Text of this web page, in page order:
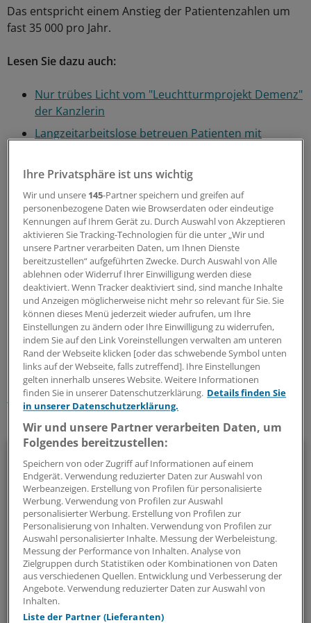
Das entspricht einem Anstieg der Patientenzahlen um
fast 35 000 pro Jahr.
Lesen Sie dazu auch:
Nur trübes Licht vom "Leuchtturmprojekt Demenz"
der Kanzlerin
Langzeitarbeitslose betreuen Patienten mit
Bald gibt’s die erste hausärztliche Richtlinie zur
Demenz
Ein früher Therapiestart bremst die Demenz
Viel Bewegung hält das Gehirn im Alter fit
Vom Umgang mit Schuldgefühlen
Demenz in der stationären Pflege
Infos im Web zu Alzheimer
0
Schlagworte:
Berufspolitik
Ihr Newsletter zum Thema
Politik & Debatte
Mit diesem Newsletter blicken Sie hinter das tägliche
Geschehen in der Gesundheitspolitik. Mit Analysen,
Hintergründen und einem Blick auf Themen, die die Agenda
bestimmen.
14-tägig, donnerstags
Ihre Privatsphäre ist uns wichtig
Wir und unsere 145-Partner speichern und greifen auf
personenbezogene Daten wie Browserdaten oder eindeutige
Kennungen auf Ihrem Gerät zu. Durch Auswahl von Akzeptieren
aktivieren Sie Tracking-Technologien für die unter „Wir und
unsere Partner verarbeiten Daten, um Ihnen Dienste
bereitzustellen“ aufgeführten Zwecke. Durch Auswahl von Alle
ablehnen oder Widerruf Ihrer Einwilligung werden diese
deaktiviert. Wenn Tracker deaktiviert sind, sind manche Inhalte
und Anzeigen möglicherweise nicht mehr so relevant für Sie. Sie
können dieses Menü jederzeit wieder aufrufen, um Ihre
Einstellungen zu ändern oder Ihre Einwilligung zu widerrufen,
indem Sie auf den Link Voreinstellungen verwalten am unteren
Rand der Webseite klicken [oder das schwebende Symbol unten
links auf der Webseite, falls zutreffend]. Ihre Einstellungen
gelten innerhalb unseres Website. Weitere Informationen
finden Sie in unserer Datenschutzerklärung. Details finden Sie
in unserer Datenschutzerklärung.
Wir und unsere Partner verarbeiten Daten, um
Folgendes bereitzustellen:
Speichern von oder Zugriff auf Informationen auf einem
Endgerät. Verwendung reduzierter Daten zur Auswahl von
Werbeanzeigen. Erstellung von Profilen für personalisierte
Werbung. Verwendung von Profilen zur Auswahl
personalisierter Werbung. Erstellung von Profilen zur
Personalisierung von Inhalten. Verwendung von Profilen zur
Auswahl personalisierter Inhalte. Messung der Werbeleistung.
Messung der Performance von Inhalten. Analyse von
Zielgruppen durch Statistiken oder Kombinationen von Daten
aus verschiedenen Quellen. Entwicklung und Verbesserung der
Angebote. Verwendung reduzierter Daten zur Auswahl von
Inhalten.
Liste der Partner (Lieferanten)